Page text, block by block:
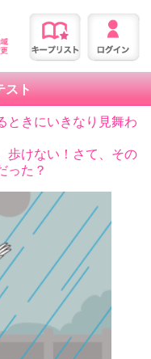
スト
ときにいきなり見舞わ
歩けない！さて、その
った？